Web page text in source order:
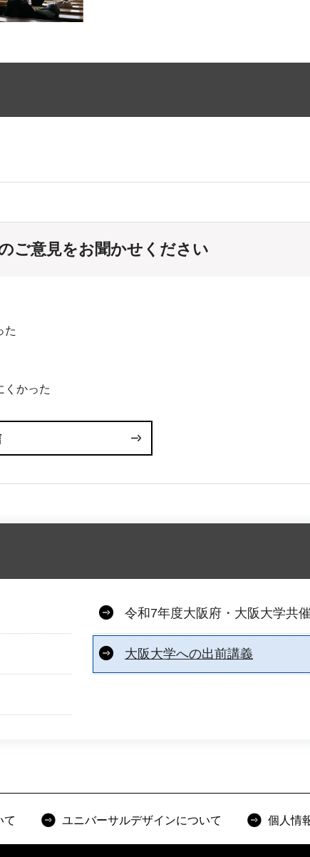
ご意見をお聞かせください
た
くかった
令和7年度大阪府・大阪大学共
大阪大学への出前講義
て ユニバーサルデザインについて 個人情